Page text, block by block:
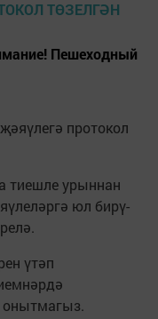
Пешеходный
протокол
тиешле урыннан
юл бирү-
үтәп
онытмагыз.